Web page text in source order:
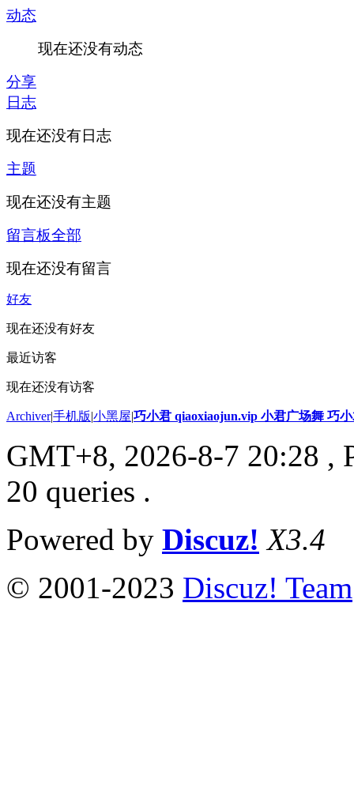
动态
现在还没有动态
分享
日志
现在还没有日志
主题
现在还没有主题
留言板全部
现在还没有留言
好友
现在还没有好友
最近访客
现在还没有访客
Archiver|手机版|小黑屋|巧小君 qiaoxiaojun.vip 小君广场舞 巧
GMT+8, 2026-8-7 20:28 ,
20 queries .
Powered by Discuz! X3.4
© 2001-2023 Discuz! Team